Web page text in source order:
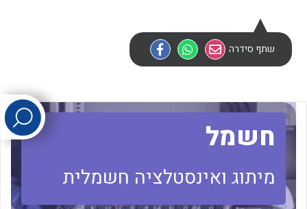
לכל מוצרי היצרן
לכל מוצרי היצרן לכל מוצרי היצרן
שתף סידרה
חשמל
מיתוג ואינסטלציה חשמלית